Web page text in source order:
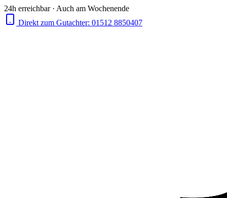
24h erreichbar · Auch am Wochenende
Direkt zum Gutachter: 01512 8850407